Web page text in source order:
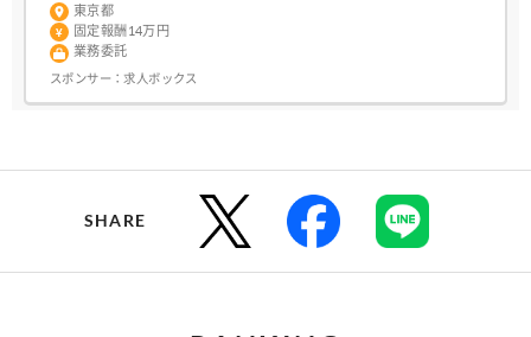
東京都
固定報酬14万円
業務委託
スポンサー：求人ボックス
SHARE